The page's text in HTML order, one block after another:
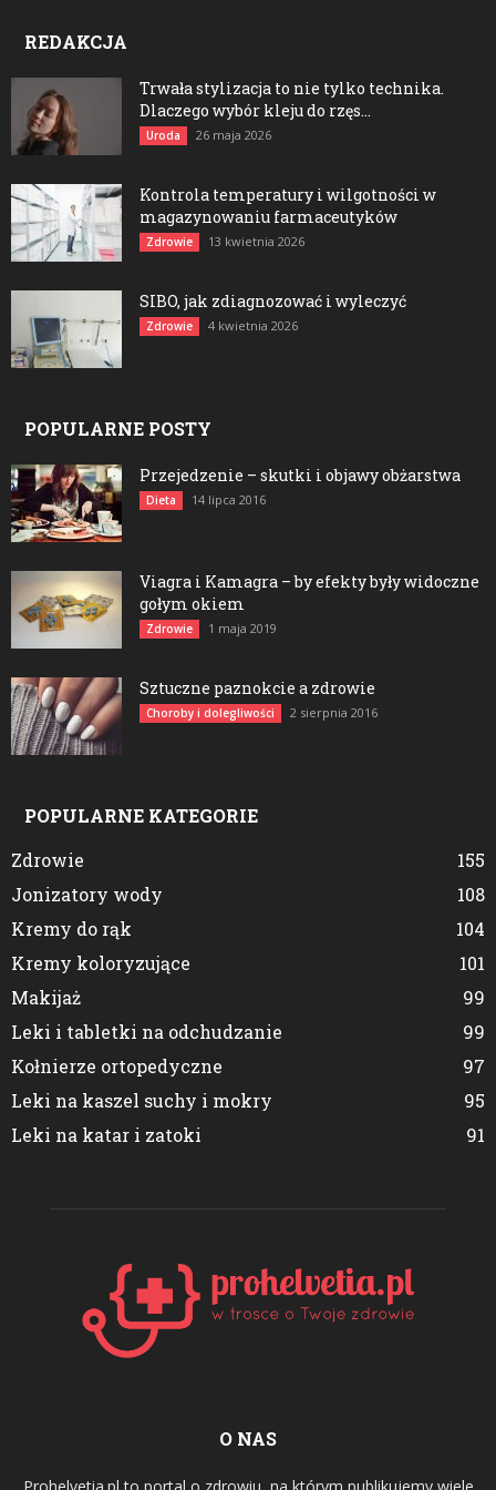
REDAKCJA
Trwała stylizacja to nie tylko technika.
Dlaczego wybór kleju do rzęs...
Uroda 26 maja 2026
Kontrola temperatury i wilgotności w
magazynowaniu farmaceutyków
Zdrowie 13 kwietnia 2026
SIBO, jak zdiagnozować i wyleczyć
Zdrowie 4 kwietnia 2026
POPULARNE POSTY
Przejedzenie – skutki i objawy obżarstwa
Dieta 14 lipca 2016
Viagra i Kamagra – by efekty były widoczne
gołym okiem
Zdrowie 1 maja 2019
Sztuczne paznokcie a zdrowie
Choroby i dolegliwości 2 sierpnia 2016
POPULARNE KATEGORIE
Zdrowie
155
Jonizatory wody
108
Kremy do rąk
104
Kremy koloryzujące
101
Makijaż
99
Leki i tabletki na odchudzanie
99
Kołnierze ortopedyczne
97
Leki na kaszel suchy i mokry
95
Leki na katar i zatoki
91
O NAS